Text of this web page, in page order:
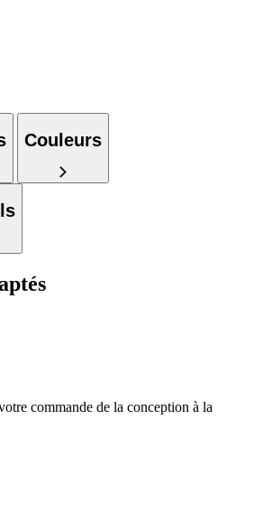
Couleurs
commande de la conception à la